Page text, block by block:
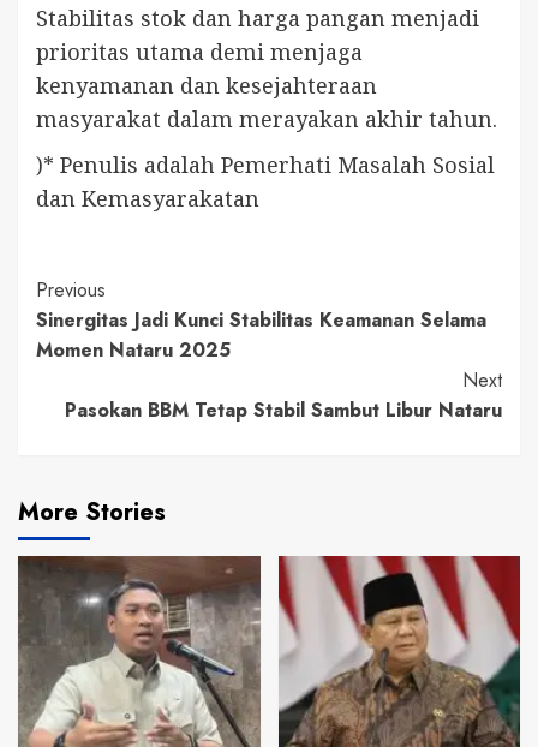
Stabilitas stok dan harga pangan menjadi
prioritas utama demi menjaga
kenyamanan dan kesejahteraan
masyarakat dalam merayakan akhir tahun.
)* Penulis adalah Pemerhati Masalah Sosial
dan Kemasyarakatan
Continue
Reading
Previous
Sinergitas Jadi Kunci Stabilitas Keamanan Selama
Momen Nataru 2025
Next
Pasokan BBM Tetap Stabil Sambut Libur Nataru
More Stories